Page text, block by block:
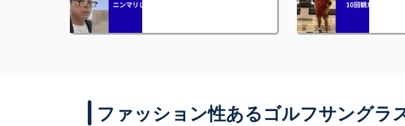
ファッション性あるゴルフサングラ